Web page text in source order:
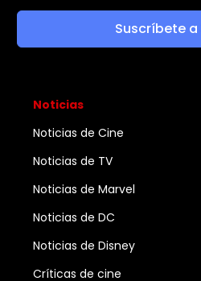
Suscríbete a
Noticias
Noticias de Cine
Noticias de TV
Noticias de Marvel
Noticias de DC
Noticias de Disney
Críticas de cine